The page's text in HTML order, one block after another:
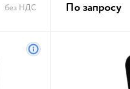
без НДС По запросу